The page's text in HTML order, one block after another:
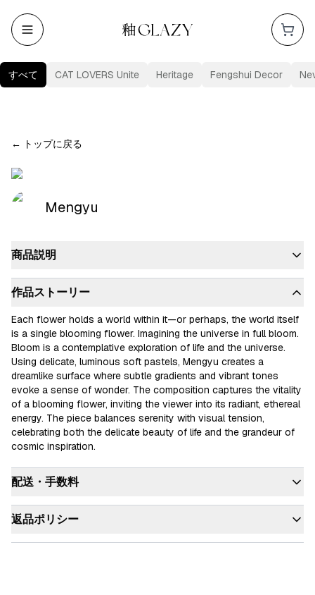
すべて CAT LOVERS Unite Heritage Fengshui Decor
← トップに戻る
Mengyu
商品説明
作品ストーリー
Each flower holds a world within it—or perhaps, the world itself
is a single blooming flower. Imagining the universe in full bloom.
Bloom is a contemplative exploration of life and the universe.
Using delicate, luminous soft pastels, Mengyu creates a
dreamlike surface where subtle gradients and vibrant tones
evoke a sense of wonder. The composition captures the vitality
of a blooming flower, inviting the viewer into its radiant, ethereal
energy. The piece balances serenity with visual tension,
celebrating both the delicate beauty of life and the grandeur of
配送・手数料
返品ポリシー